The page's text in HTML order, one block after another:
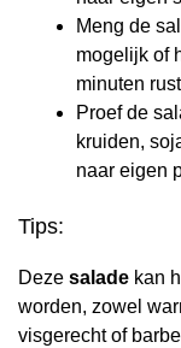
Meng de
mogelijk of
minuten
Proef de
kruiden,
naar eigen
Tips:
Deze salade kan
worden, zowel
visgerecht of